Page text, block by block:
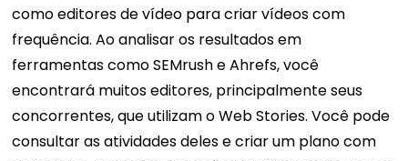
como editores de vídeo para criar vídeos com
frequência. Ao analisar os resultados em
ferramentas como SEMrush e Ahrefs, você
encontrará muitos editores, principalmente seus
concorrentes, que utilizam o Web Stories. Você pode
consultar as atividades deles e criar um plano com